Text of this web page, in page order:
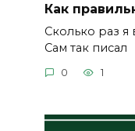
Как
Сколько раз я
Сам так писал
0 1